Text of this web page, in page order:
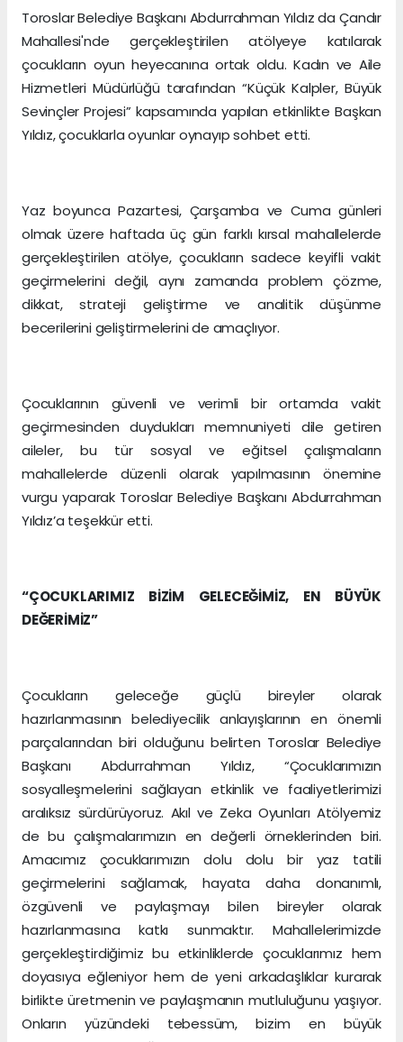
Toroslar Belediye Başkanı Abdurrahman Yıldız da Çandır
Mahallesi'nde gerçekleştirilen atölyeye katılarak
çocukların oyun heyecanına ortak oldu. Kadın ve Aile
Hizmetleri Müdürlüğü tarafından “Küçük Kalpler, Büyük
Sevinçler Projesi” kapsamında yapılan etkinlikte Başkan
Yıldız, çocuklarla oyunlar oynayıp sohbet etti.
Yaz boyunca Pazartesi, Çarşamba ve Cuma günleri
olmak üzere haftada üç gün farklı kırsal mahallelerde
gerçekleştirilen atölye, çocukların sadece keyifli vakit
geçirmelerini değil, aynı zamanda problem çözme,
dikkat, strateji geliştirme ve analitik düşünme
becerilerini geliştirmelerini de amaçlıyor.
Çocuklarının güvenli ve verimli bir ortamda vakit
geçirmesinden duydukları memnuniyeti dile getiren
aileler, bu tür sosyal ve eğitsel çalışmaların
mahallelerde düzenli olarak yapılmasının önemine
vurgu yaparak Toroslar Belediye Başkanı Abdurrahman
Yıldız’a teşekkür etti.
“ÇOCUKLARIMIZ BİZİM GELECEĞİMİZ, EN BÜYÜK
DEĞERİMİZ”
Çocukların geleceğe güçlü bireyler olarak
hazırlanmasının belediyecilik anlayışlarının en önemli
parçalarından biri olduğunu belirten Toroslar Belediye
Başkanı Abdurrahman Yıldız, “Çocuklarımızın
sosyalleşmelerini sağlayan etkinlik ve faaliyetlerimizi
aralıksız sürdürüyoruz. Akıl ve Zeka Oyunları Atölyemiz
de bu çalışmalarımızın en değerli örneklerinden biri.
Amacımız çocuklarımızın dolu dolu bir yaz tatili
geçirmelerini sağlamak, hayata daha donanımlı,
özgüvenli ve paylaşmayı bilen bireyler olarak
hazırlanmasına katkı sunmaktır. Mahallelerimizde
gerçekleştirdiğimiz bu etkinliklerde çocuklarımız hem
doyasıya eğleniyor hem de yeni arkadaşlıklar kurarak
birlikte üretmenin ve paylaşmanın mutluluğunu yaşıyor.
Onların yüzündeki tebessüm, bizim en büyük